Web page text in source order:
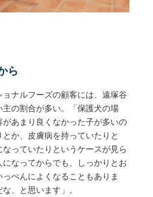
ら
ナルフーズの顧客には、遠塚谷
の割合が多い。「保護犬の場
あまり良くなかった子が多いの
か、皮膚病を持っていたりと
っていたりというケースが見ら
なってからでも、しっかりとお
ぺんによくなることもありま
、と思います」。